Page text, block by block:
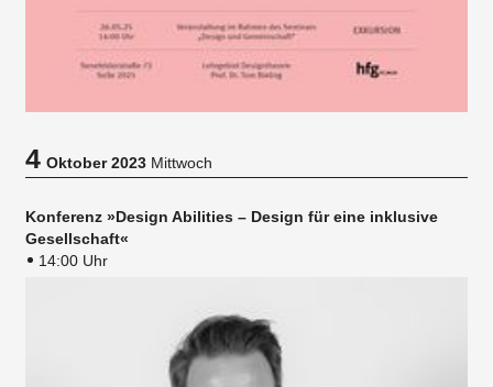
4Oktober 2023 Mittwoch
Konferenz »Design Abilities – Design für eine inklusive
Gesellschaft«
14:00 Uhr